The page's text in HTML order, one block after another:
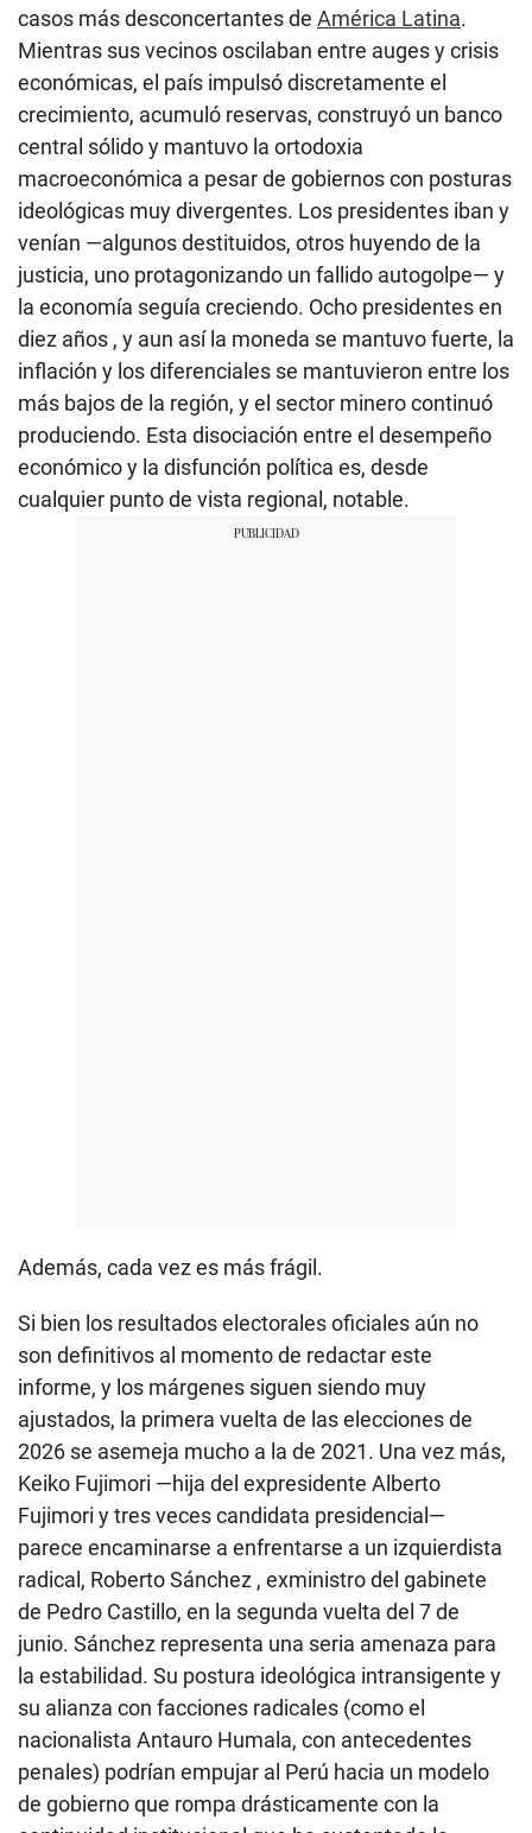
casos más desconcertantes de América Latina.
Mientras sus vecinos oscilaban entre auges y crisis
económicas, el país impulsó discretamente el
crecimiento, acumuló reservas, construyó un banco
central sólido y mantuvo la ortodoxia
macroeconómica a pesar de gobiernos con posturas
ideológicas muy divergentes. Los presidentes iban y
venían —algunos destituidos, otros huyendo de la
justicia, uno protagonizando un fallido autogolpe— y
la economía seguía creciendo. Ocho presidentes en
diez años , y aun así la moneda se mantuvo fuerte, la
inflación y los diferenciales se mantuvieron entre los
más bajos de la región, y el sector minero continuó
produciendo. Esta disociación entre el desempeño
económico y la disfunción política es, desde
cualquier punto de vista regional, notable.
Además, cada vez es más frágil.
Si bien los resultados electorales oficiales aún no
son definitivos al momento de redactar este
informe, y los márgenes siguen siendo muy
ajustados, la primera vuelta de las elecciones de
2026 se asemeja mucho a la de 2021. Una vez más,
Keiko Fujimori —hija del expresidente Alberto
Fujimori y tres veces candidata presidencial—
parece encaminarse a enfrentarse a un izquierdista
radical, Roberto Sánchez , exministro del gabinete
de Pedro Castillo, en la segunda vuelta del 7 de
junio. Sánchez representa una seria amenaza para
la estabilidad. Su postura ideológica intransigente y
su alianza con facciones radicales (como el
nacionalista Antauro Humala, con antecedentes
penales) podrían empujar al Perú hacia un modelo
de gobierno que rompa drásticamente con la